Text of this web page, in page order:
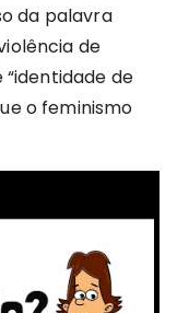
da palavra
de
“identidade de
o feminismo